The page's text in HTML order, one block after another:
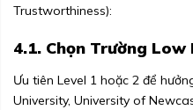
Trustworthiness):
4.1. Chọn Trường
Ưu tiên Level 1 hoặc 2 để
University, University of